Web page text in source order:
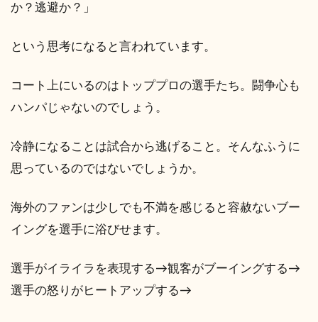
か？逃避か？」
という思考になると言われています。
コート上にいるのはトッププロの選手たち。闘争心も
ハンパじゃないのでしょう。
冷静になることは試合から逃げること。そんなふうに
思っているのではないでしょうか。
海外のファンは少しでも不満を感じると容赦ないブー
イングを選手に浴びせます。
選手がイライラを表現する→観客がブーイングする→
選手の怒りがヒートアップする→